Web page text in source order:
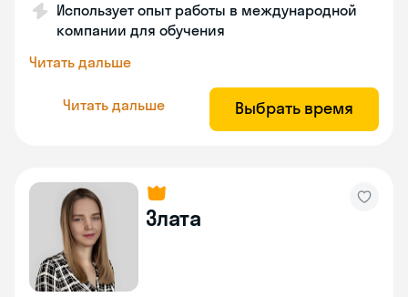
Использует опыт работы в международной
компании для обучения
Читать дальше
Читать дальше Выбрать время
Злата